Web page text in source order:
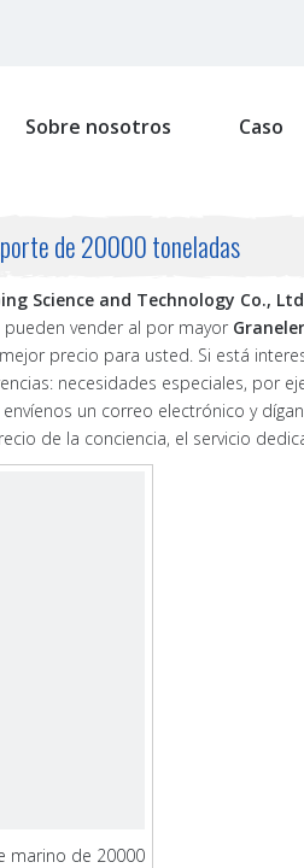
Sobre nosotros Caso
de 20000 toneladas
Science and Technology Co.,
pueden vender al por mayor
precio para usted. Si está
necesidades especiales, por
un correo electrónico y
de la conciencia, el servicio
marino de 20000